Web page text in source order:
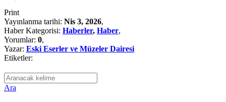
Print
Yayınlanma tarihi: Nis 3, 2026,
Haber Kategorisi: Haberler, Haber,
Yorumlar: 0,
Yazar: Eski Eserler ve Müzeler Dairesi
Etiketler:
Ara